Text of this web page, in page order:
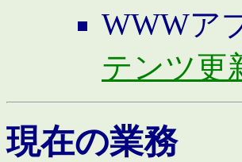
WWWア
テンツ更
現在の業務